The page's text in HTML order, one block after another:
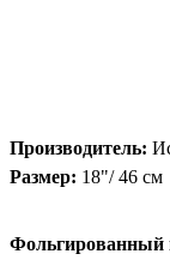
Производитель:
Размер: 18"/ 46 см